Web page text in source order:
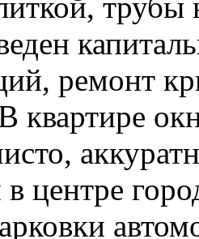
ремонт
квартире
центре